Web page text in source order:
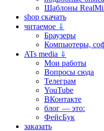
Шаблоны
shop скачать
читаемое ⇓
Браузеры
Компьютеры,
ATs media ⇓
Мои работы
Вопросы сюда
Телеграм
YouTube
ВКонтакте
блог — это:
ФейсБук
заказать